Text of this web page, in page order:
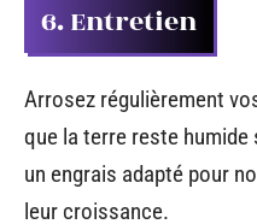
6. Entretien
Arrosez régulièrement
que la terre reste
un engrais adapté pour
leur croissance.